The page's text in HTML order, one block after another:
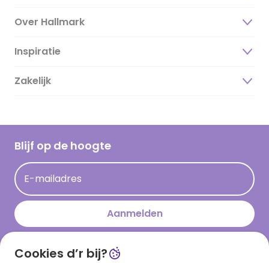
Over Hallmark
Over ons
Duurzaamheid
Hallmark Kaartclub
Acties
Persberichten
Hallmark en Kinderpostzegels
Inspiratie
Magazine
Cadeau inspiratie
Kaartinspiratie
Zakelijk
Blijf op de hoogte
E-mailadres
Aanmelden
Download onze app
Cookies d’r bij?